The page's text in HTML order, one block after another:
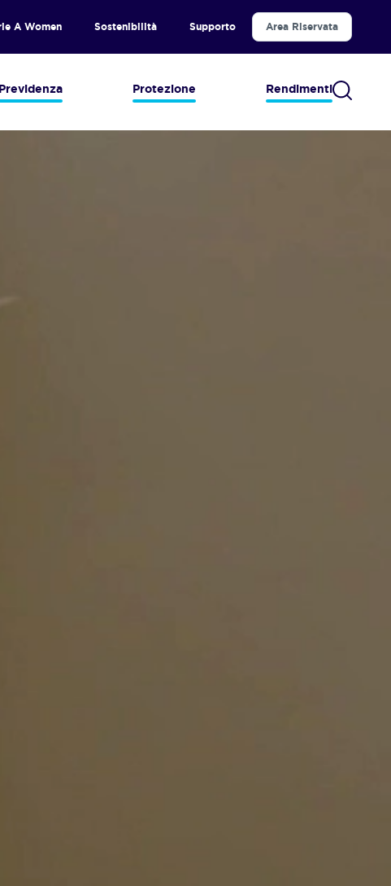
A Women Sostenibilità Supporto Area Riservata
Previdenza Protezione Rendimenti